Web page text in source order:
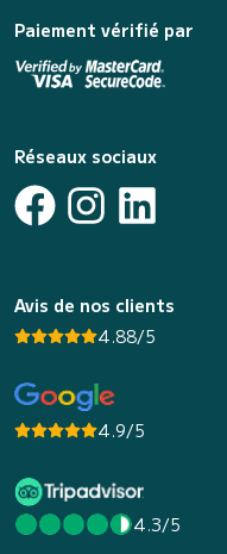
Paiement vérifié par
Réseaux sociaux
Avis de nos clients
4.88/5
4.9/5
4.3/5